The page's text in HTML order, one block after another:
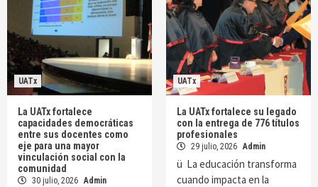
UATx
La UATx fortalece
capacidades democráticas
entre sus docentes como
eje para una mayor
vinculación social con la
comunidad
30 julio, 2026 Admin
UATx
La UATx fortalece su legado
con la entrega de 776 títulos
profesionales
29 julio, 2026 Admin
ü La educación transforma
cuando impacta en la